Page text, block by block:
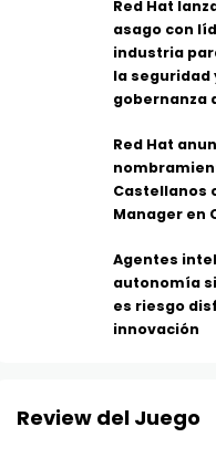
Red Hat
asago con
industria
la seguridad
gobernanza
Red Hat
Castellanos
Manager en
Agentes
autonomía
es riesgo
innovación
Review del Juego